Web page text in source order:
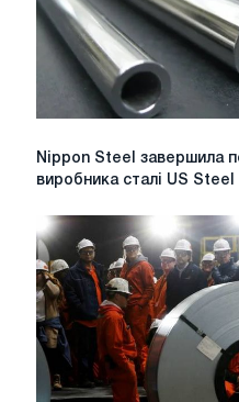
Essar
Steel
Nippon
Steel
поглинання
американського
виробника
сталі
US
Steel
Nippon Steel завершила
виробника сталі US Steel